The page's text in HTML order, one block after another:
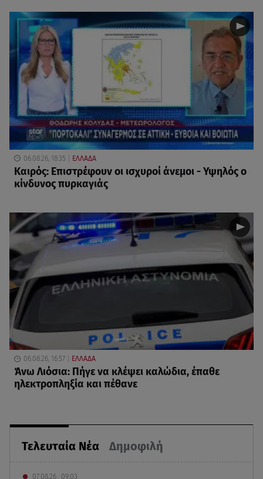
Τελευταία Νέα Δημοφιλή
07.08.26 , 09:03
06.08.26, 18:35 ΕΛΛΑΔΑ
Καιρός: Επιστρέφουν οι ισχυροί άνεμοι - Υψηλός ο
κίνδυνος πυρκαγιάς
06.08.26, 16:57 ΕΛΛΑΔΑ
Άνω Λιόσια: Πήγε να κλέψει καλώδια, έπαθε
ηλεκτροπληξία και πέθανε